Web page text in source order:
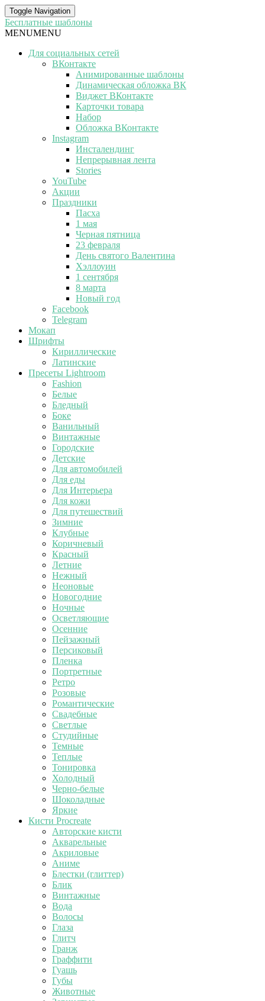
Toggle Navigation
Бесплатные шаблоны
MENUMENU
Для социальных сетей
ВКонтакте
Анимированные шаблоны
Динамическая обложка ВК
Виджет ВКонтакте
Карточки товара
Набор
Обложка ВКонтакте
Instagram
Инсталендинг
Непрерывная лента
Stories
YouTube
Акции
Праздники
Пасха
1 мая
Черная пятница
23 февраля
День святого Валентина
Хэллоуин
1 сентября
8 марта
Новый год
Facebook
Telegram
Мокап
Шрифты
Кириллические
Латинские
Пресеты Lightroom
Fashion
Белые
Бледный
Боке
Ванильный
Винтажные
Городские
Детские
Для автомобилей
Для еды
Для Интерьера
Для кожи
Для путешествий
Зимние
Клубные
Коричневый
Красный
Летние
Нежный
Неоновые
Новогодние
Ночные
Осветляющие
Осенние
Пейзажный
Персиковый
Пленка
Портретные
Ретро
Розовые
Романтические
Свадебные
Светлые
Студийные
Темные
Теплые
Тонировка
Холодный
Черно-белые
Шоколадные
Яркие
Кисти Procreate
Авторские кисти
Акварельные
Акриловые
Аниме
Блестки (глиттер)
Блик
Винтажные
Вода
Волосы
Глаза
Глитч
Гранж
Граффити
Гуашь
Губы
Животные